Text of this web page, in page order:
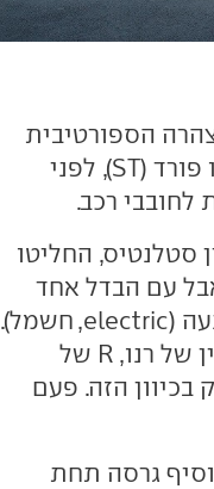
הספורטיבית
בדומה לפולקסווגן ופיג'ו (GTI), רנו (RS) או פורד (ST), לפני
רכב.
סטלנטיס, החליטו
עם הבדל אחד
חשוב - האות e מסמלת כעת את סוג ההנעה (electric, חשמל).
היא לא לבד במהלך הזה אגב, שכן גם אלפין של רנו, R של
בכיוון הזה. פעם
גרסה תחת